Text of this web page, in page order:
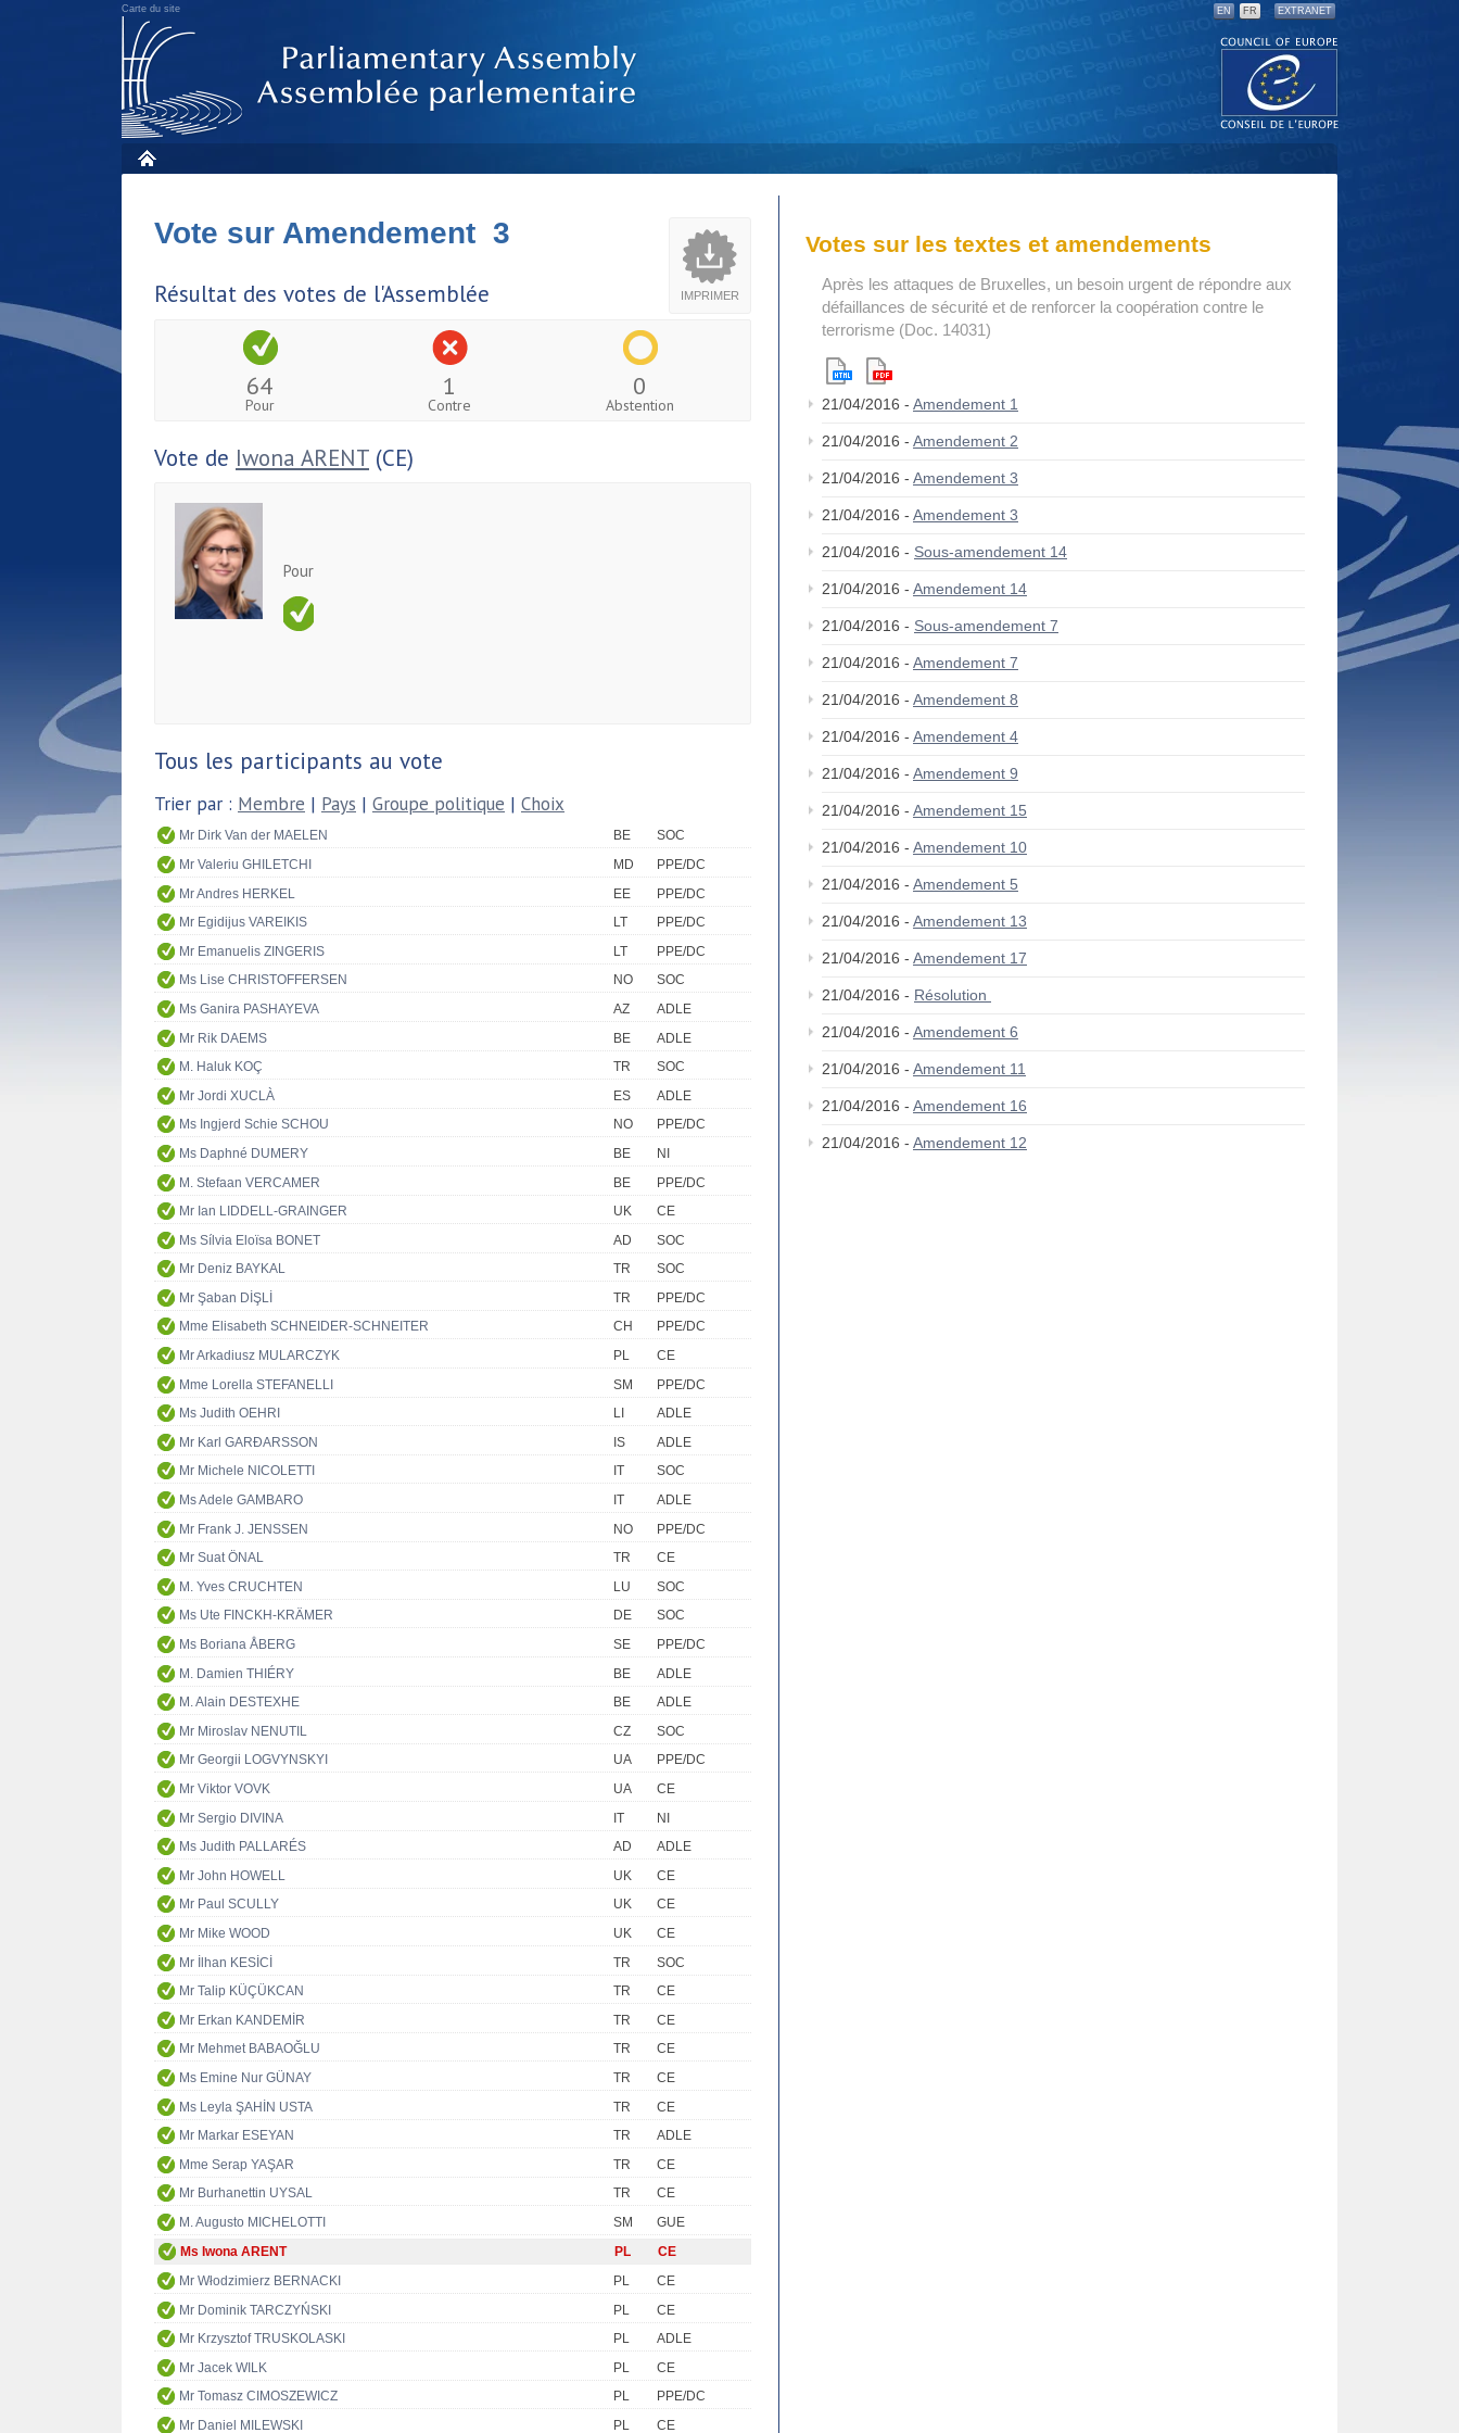
Carte du site EN FR EXTRANET
IMPRIMER
Vote sur Amendement 3
Résultat des votes de l'Assemblée
64
Pour
1
Contre
0
Abstention
Vote de Iwona ARENT (CE)
Pour
Tous les participants au vote
Trier par : Membre | Pays | Groupe politique | Choix
Mr Dirk Van der MAELEN BE
SOC
Mr Valeriu GHILETCHI
MD
PPE/DC
Mr Andres HERKEL
EE
PPE/DC
Mr Egidijus VAREIKIS
LT
PPE/DC
Mr Emanuelis ZINGERIS
LT
PPE/DC
Ms Lise CHRISTOFFERSEN
NO
SOC
Ms Ganira PASHAYEVA
AZ
ADLE
Mr Rik DAEMS
BE
ADLE
M. Haluk KOÇ
TR
SOC
Mr Jordi XUCLÀ
ES
ADLE
Ms Ingjerd Schie SCHOU
NO
PPE/DC
Ms Daphné DUMERY
BE
NI
M. Stefaan VERCAMER
BE
PPE/DC
Mr Ian LIDDELL-GRAINGER
UK
CE
Ms Sílvia Eloïsa BONET
AD
SOC
Mr Deniz BAYKAL
TR
SOC
Mr Şaban DİŞLİ
TR
PPE/DC
Mme Elisabeth SCHNEIDER-SCHNEITER
CH
PPE/DC
Mr Arkadiusz MULARCZYK
PL
CE
Mme Lorella STEFANELLI
SM
PPE/DC
Ms Judith OEHRI
LI
ADLE
Mr Karl GARÐARSSON
IS
ADLE
Mr Michele NICOLETTI
IT
SOC
Ms Adele GAMBARO
IT
ADLE
Mr Frank J. JENSSEN
NO
PPE/DC
Mr Suat ÖNAL
TR
CE
M. Yves CRUCHTEN
LU
SOC
Ms Ute FINCKH-KRÄMER
DE
SOC
Ms Boriana ÅBERG
SE
PPE/DC
M. Damien THIÉRY
BE
ADLE
M. Alain DESTEXHE
BE
ADLE
Mr Miroslav NENUTIL
CZ
SOC
Mr Georgii LOGVYNSKYI
UA
PPE/DC
Mr Viktor VOVK
UA
CE
Mr Sergio DIVINA
IT
NI
Ms Judith PALLARÉS
AD
ADLE
Mr John HOWELL
UK
CE
Mr Paul SCULLY
UK
CE
Mr Mike WOOD
UK
CE
Mr İlhan KESİCİ
TR
SOC
Mr Talip KÜÇÜKCAN
TR
CE
Mr Erkan KANDEMİR
TR
CE
Mr Mehmet BABAOĞLU
TR
CE
Ms Emine Nur GÜNAY
TR
CE
Ms Leyla ŞAHİN USTA
TR
CE
Mr Markar ESEYAN
TR
ADLE
Mme Serap YAŞAR
TR
CE
Mr Burhanettin UYSAL
TR
CE
M. Augusto MICHELOTTI
SM
GUE
Ms Iwona ARENT
PL
CE
Mr Włodzimierz BERNACKI
PL
CE
Mr Dominik TARCZYŃSKI
PL
CE
Mr Krzysztof TRUSKOLASKI
PL
ADLE
Mr Jacek WILK
PL
CE
Mr Tomasz CIMOSZEWICZ
PL
PPE/DC
Mr Daniel MILEWSKI
PL CE
Votes sur les textes et amendements
Après les attaques de Bruxelles, un besoin urgent de répondre aux
défaillances de sécurité et de renforcer la coopération contre le
terrorisme (Doc. 14031)
21/04/2016 - Amendement 1
21/04/2016 - Amendement 2
21/04/2016 - Amendement 3
21/04/2016 - Amendement 3
21/04/2016 - Sous-amendement 14
21/04/2016 - Amendement 14
21/04/2016 - Sous-amendement 7
21/04/2016 - Amendement 7
21/04/2016 - Amendement 8
21/04/2016 - Amendement 4
21/04/2016 - Amendement 9
21/04/2016 - Amendement 15
21/04/2016 - Amendement 10
21/04/2016 - Amendement 5
21/04/2016 - Amendement 13
21/04/2016 - Amendement 17
21/04/2016 - Résolution
21/04/2016 - Amendement 6
21/04/2016 - Amendement 11
21/04/2016 - Amendement 16
21/04/2016 - Amendement 12